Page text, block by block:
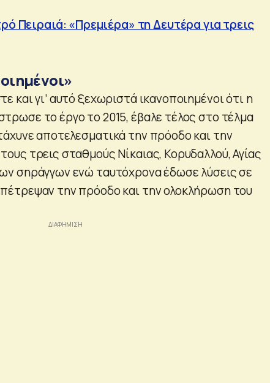
Πειραιά: «Πρεμιέρα» τη Δευτέρα για τρεις
και γι’ αυτό ξεχωριστά ικανοποιημένοι ότι η
το έργο το 2015, έβαλε τέλος στο τέλμα
αποτελεσματικά την πρόοδο και την
τρεις σταθμούς Νίκαιας, Κορυδαλλού, Αγίας
σηράγγων ενώ ταυτόχρονα έδωσε λύσεις σε
την πρόοδο και την ολοκλήρωση του